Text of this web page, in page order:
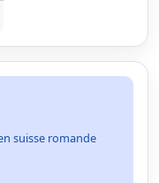
suisse romande